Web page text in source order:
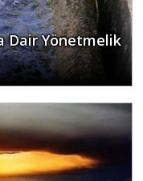
Dair Yönetmelik